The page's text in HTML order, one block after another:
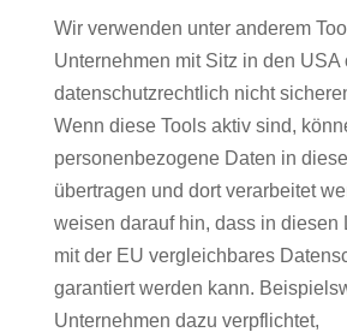
Wir verwenden unter anderem
Unternehmen mit Sitz in den USA
datenschutzrechtlich nicht
Wenn diese Tools aktiv sind,
personenbezogene Daten in
übertragen und dort verarbeitet
weisen darauf hin, dass in diesen
mit der EU vergleichbares
garantiert werden kann.
Unternehmen dazu verpflichtet,